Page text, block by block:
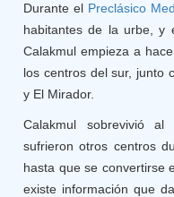
Durante el Preclásico
habitantes de la urbe, y
Calakmul empieza a
los centros del sur, junto
y El Mirador.
Calakmul sobrevivió
sufrieron otros centros
hasta que se convertirse
existe información que